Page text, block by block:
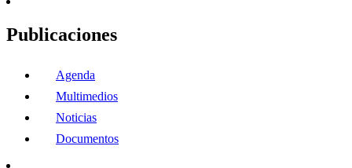
Publicaciones
Agenda
Multimedios
Noticias
Documentos